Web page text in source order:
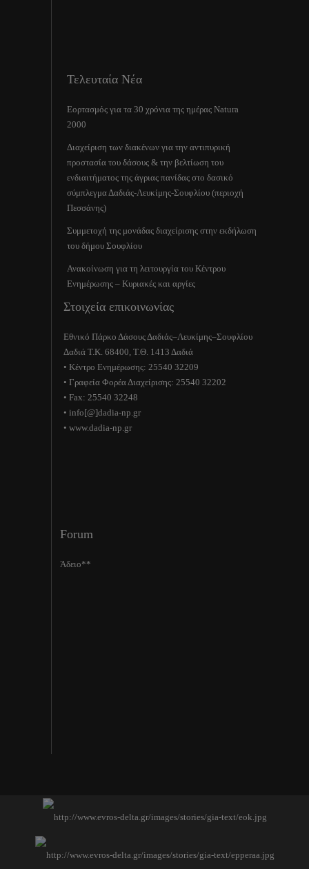
Τελευταία Νέα
Εορτασμός για τα 30 χρόνια της ημέρας Natura
2000
Διαχείριση των διακένων για την αντιπυρική
προστασία του δάσους & την βελτίωση του
ενδιαιτήματος της άγριας πανίδας στο δασικό
σύμπλεγμα Δαδιάς-Λευκίμης-Σουφλίου (περιοχή
Πεσσάνης)
Συμμετοχή της μονάδας διαχείρισης στην εκδήλωση
του δήμου Σουφλίου
Ανακοίνωση για τη λειτουργία του Κέντρου
Ενημέρωσης – Κυριακές και αργίες
Στοιχεία επικοινωνίας
Εθνικό Πάρκο Δάσους Δαδιάς–Λευκίμης–Σουφλίου
Δαδιά Τ.Κ. 68400, Τ.Θ. 1413 Δαδιά
• Κέντρο Ενημέρωσης: 25540 32209
• Γραφεία Φορέα Διαχείρισης: 25540 32202
• Fax: 25540 32248
• info[@]dadia-np.gr
• www.dadia-np.gr
Forum
Άδειο**